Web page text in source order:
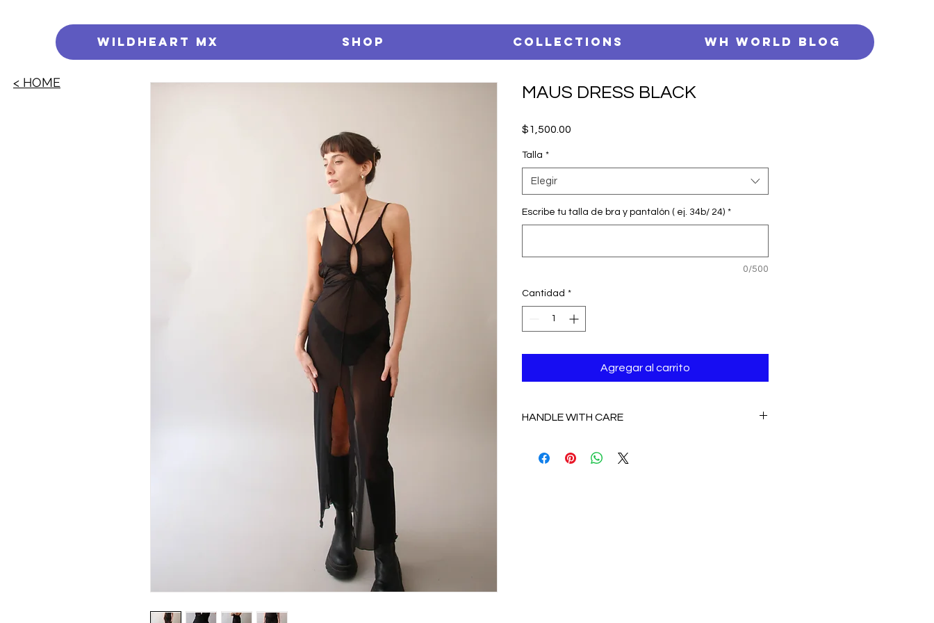
WILDHEART MX SHOP Collections WH WORLD BLOG
< HOME
MAUS DRESS BLACK
$1,500.00
Talla *
Elegir
Escribe tu talla de bra y pantalón ( ej. 34b/ 24) *
0/500
Cantidad *
Agregar al carrito
HANDLE WITH CARE
agua fria o en delicado, no secadora , secar colgado.